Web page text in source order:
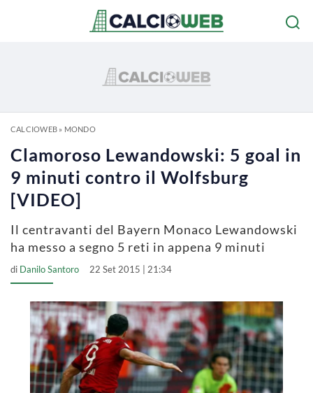
CALCIOWEB» MONDO
Clamoroso Lewandowski: 5 goal in
9 minuti contro il Wolfsburg
[VIDEO]
Il centravanti del Bayern Monaco Lewandowski
ha messo a segno 5 reti in appena 9 minuti
di Danilo Santoro 22 Set 2015 | 21:34